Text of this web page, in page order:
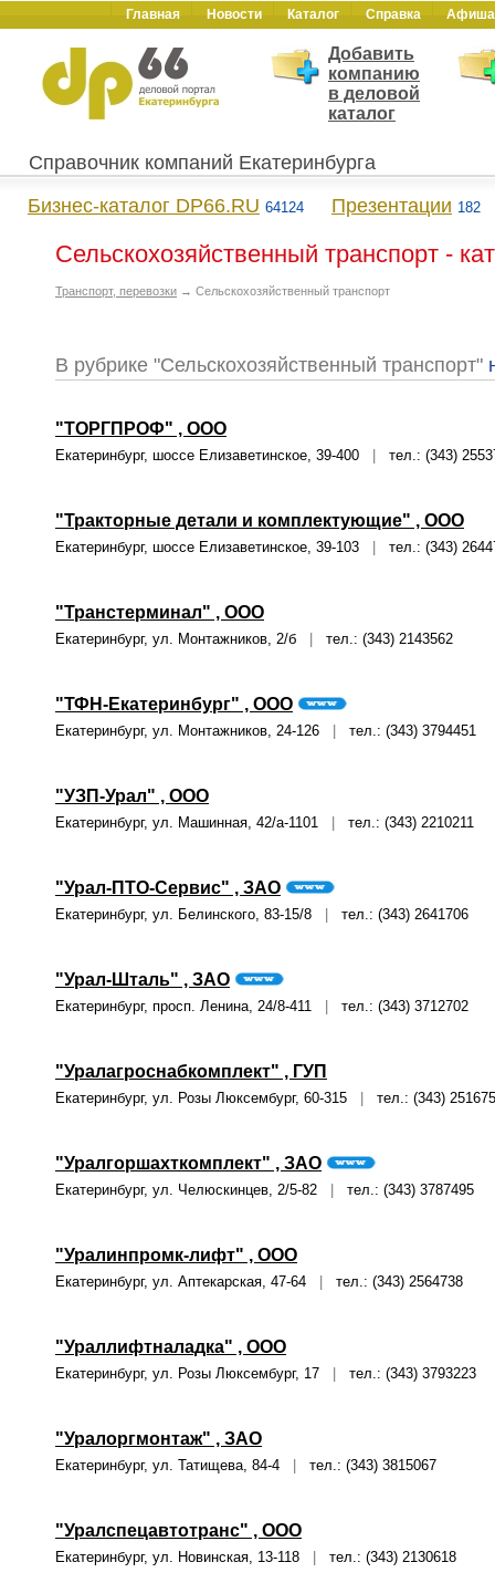
Главная Новости Каталог Справка Афиша
Добавить
компанию
в деловой
каталог
Справочник компаний Екатеринбурга
Бизнес-каталог DP66.RU 64124 Презентации 182
Сельскохозяйственный транспорт -
Транспорт, перевозки → Сельскохозяйственный транспорт
В рубрике "Сельскохозяйственный транспорт"
"ТОРГПРОФ" , ООО
Екатеринбург, шоссе Елизаветинское, 39-400 тел.: (343)
"Тракторные детали и комплектующие" , ООО
Екатеринбург, шоссе Елизаветинское, 39-103 тел.: (343)
"Транстерминал" , ООО
Екатеринбург, ул. Монтажников, 2/б тел.: (343) 2143562
"ТФН-Екатеринбург" , ООО
Екатеринбург, ул. Монтажников, 24-126 тел.: (343) 3794451
"УЗП-Урал" , ООО
Екатеринбург, ул. Машинная, 42/а-1101 тел.: (343) 2210211
"Урал-ПТО-Сервис" , ЗАО
Екатеринбург, ул. Белинского, 83-15/8 тел.: (343) 2641706
"Урал-Шталь" , ЗАО
Екатеринбург, просп. Ленина, 24/8-411 тел.: (343) 3712702
"Уралагроснабкомплект" , ГУП
Екатеринбург, ул. Розы Люксембург, 60-315 тел.: (343)
"Уралгоршахткомплект" , ЗАО
Екатеринбург, ул. Челюскинцев, 2/5-82 тел.: (343) 3787495
"Уралинпромк-лифт" , ООО
Екатеринбург, ул. Аптекарская, 47-64 тел.: (343) 2564738
"Ураллифтналадка" , ООО
Екатеринбург, ул. Розы Люксембург, 17 тел.: (343) 3793223
"Уралоргмонтаж" , ЗАО
Екатеринбург, ул. Татищева, 84-4 тел.: (343) 3815067
"Уралспецавтотранс" , ООО
Екатеринбург, ул. Новинская, 13-118 тел.: (343) 2130618